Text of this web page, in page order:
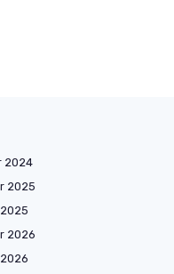
2024
2025
2026